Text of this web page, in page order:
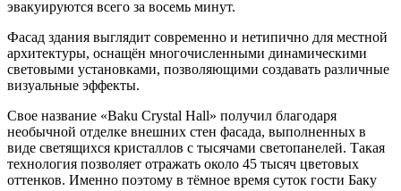
эвакуируются всего за восемь минут.
Фасад здания выглядит современно и нетипично для местной
архитектуры, оснащён многочисленными динамическими
световыми установками, позволяющими создавать различные
визуальные эффекты.
Свое название «Baku Crystal Hall» получил благодаря
необычной отделке внешних стен фасада, выполненных в
виде светящихся кристаллов с тысячами светопанелей. Такая
технология позволяет отражать около 45 тысяч цветовых
оттенков. Именно поэтому в тёмное время суток гости Баку